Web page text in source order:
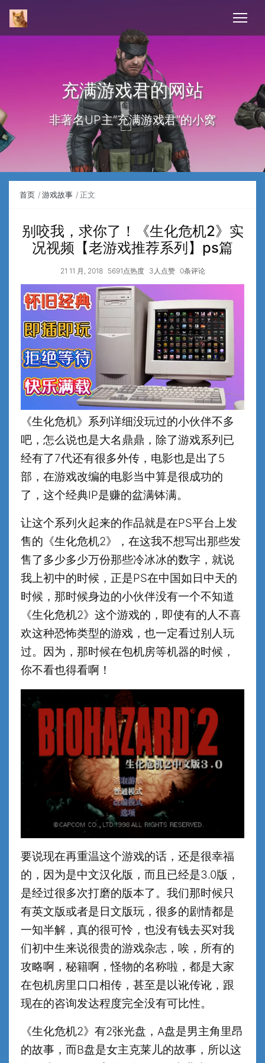
充满游戏君的网站
非著名UP主“充满游戏君”的小窝
首页 游戏故事 正文
别咬我，求你了！《生化危机2》实
况视频【老游戏推荐系列】ps篇
21 11 月, 2018 5691点热度 3人点赞 0条评论
《生化危机》系列详细没玩过的小伙伴不多
吧，怎么说也是大名鼎鼎，除了游戏系列已
经有了7代还有很多外传，电影也是出了5
部，在游戏改编的电影当中算是很成功的
了，这个经典IP是赚的盆满钵满。
让这个系列火起来的作品就是在PS平台上发
售的《生化危机2》，在这我不想写出那些发
售了多少多少万份那些冷冰冰的数字，就说
我上初中的时候，正是PS在中国如日中天的
时候，那时候身边的小伙伴没有一个不知道
《生化危机2》这个游戏的，即使有的人不喜
欢这种恐怖类型的游戏，也一定看过别人玩
过。因为，那时候在包机房等机器的时候，
你不看也得看啊！
要说现在再重温这个游戏的话，还是很幸福
的，因为是中文汉化版，而且已经是3.0版，
是经过很多次打磨的版本了。我们那时候只
有英文版或者是日文版玩，很多的剧情都是
一知半解，真的很可怜，也没有钱去买对我
们初中生来说很贵的游戏杂志，唉，所有的
攻略啊，秘籍啊，怪物的名称啦，都是大家
在包机房里口口相传，甚至是以讹传讹，跟
现在的咨询发达程度完全没有可比性。
《生化危机2》有2张光盘，A盘是男主角里昂
的故事，而B盘是女主克莱儿的故事，所以这